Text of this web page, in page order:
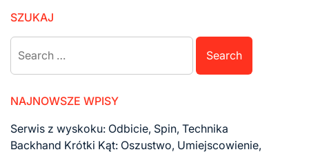
SZUKAJ
Search
for:
NAJNOWSZE WPISY
Serwis z wyskoku: Odbicie, Spin, Technika
Backhand Krótki Kąt: Oszustwo, Umiejscowienie,